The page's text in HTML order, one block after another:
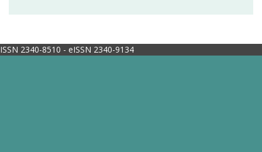
ISSN 2340-8510 - eISSN 2340-9134